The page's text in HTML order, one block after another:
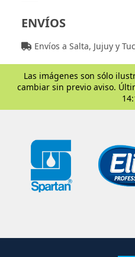
ENVÍOS
Envíos a Salta, Jujuy y
Las imágenes son sólo
cambiar sin previo aviso.